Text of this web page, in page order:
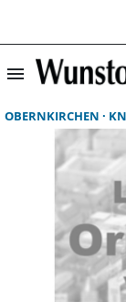
menu
OBERNKIRCHEN